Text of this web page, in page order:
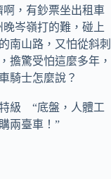
，有鈔票坐出租車
岑嶺打的難，碰上
南山路，又怕從斜刺
擔驚受怕這麼多年，
騎士怎麼說？
級 “底盤，人體工
兩臺車！”